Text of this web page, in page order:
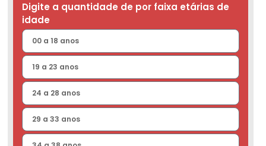
Digite a quantidade de por faixa etárias de
idade